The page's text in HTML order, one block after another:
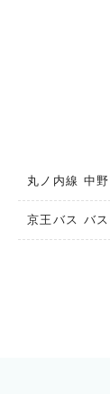
丸ノ内線 中
京王バス バ